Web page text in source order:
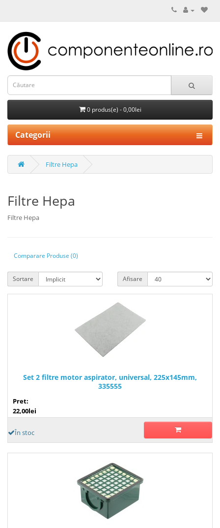
0 produs(e) - 0,00lei
Categorii
Filtre Hepa
Filtre Hepa
Filtre Hepa
Comparare Produse (0)
Sortare Afisare
Set 2 filtre motor aspirator, universal, 225x145mm,
335555
Pret:
22,00lei
În stoc